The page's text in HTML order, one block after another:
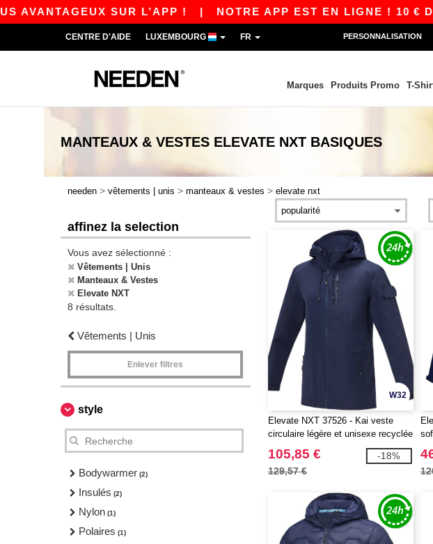
SUR L’APP !| NOTRE APP EST EN LIGNE ! 10 € DE
CENTRE D'AIDE LUXEMBOURG FR PERSONNALISATION
Marques Produits Promo T-
MANTEAUX & VESTES ELEVATE NXT BASIQUES
needen > vêtements | unis > manteaux & vestes > elevate nxt
affinez la selection
Vous avez sélectionné :
Vêtements | Unis
Manteaux & Vestes
Elevate NXT
8 résultats.
Vêtements | Unis
Enlever filtres
style
Bodywarmer (2)
Insulés (2)
Nylon (1)
Polaires (1)
W32
Elevate NXT 37526 - Kai veste
circulaire légère et unisexe recyclée
GRS
105,85 €
129,57 €
-18%